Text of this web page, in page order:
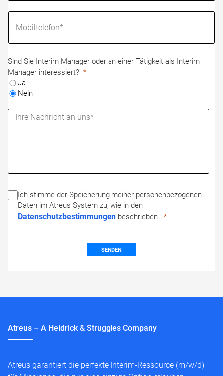
Sind Sie Interim Manager oder an einer Tätigkeit als Interim
Manager interessiert?
Ja
Nein
Ich stimme der Speicherung meiner personenbezogenen
Daten im Atreus System zu, wie in den
Datenschutzbestimmungen beschrieben.
SENDEN
Atreus – A Heidrick & Struggles Company
Atreus garantiert die perfekte Interim-Ressource (m/w/d)